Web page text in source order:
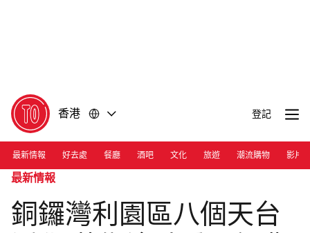
香港 登記
最新情報 好去處 餐廳 酒吧 文化 旅遊 潮流購物 影片
最新情報
銅鑼灣利園區八個天台